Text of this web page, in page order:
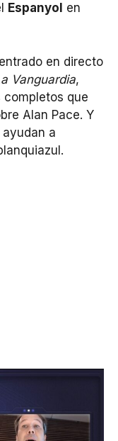
Espanyol en
en directo
Vanguardia,
completos que
Alan Pace. Y
a